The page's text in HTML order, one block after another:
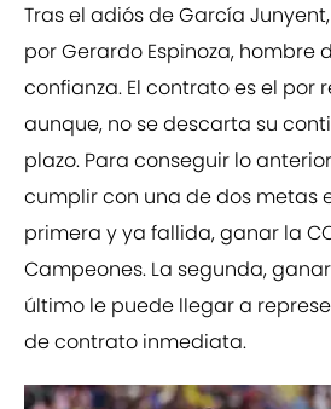
Tras el adiós de García
por Gerardo Espinoza, hombre
confianza. El contrato es el por
aunque, no se descarta su
plazo. Para conseguir lo
cumplir con una de dos metas
primera y ya fallida, ganar la
Campeones. La segunda,
último le puede llegar a
de contrato inmediata.